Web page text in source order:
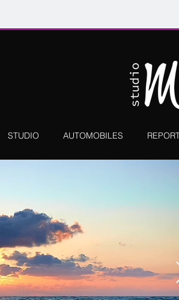
STUDIO AUTOMOBILES